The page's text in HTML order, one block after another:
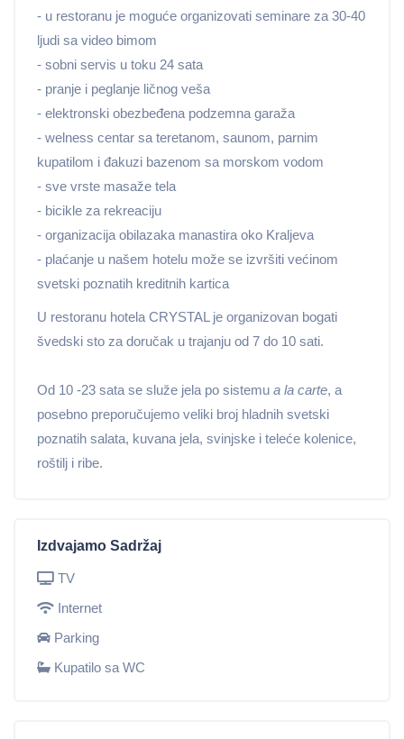
- u restoranu je moguće organizovati seminare za 30-40
ljudi sa video bimom
- sobni servis u toku 24 sata
- pranje i peglanje ličnog veša
- elektronski obezbeđena podzemna garaža
- welness centar sa teretanom, saunom, parnim
kupatilom i đakuzi bazenom sa morskom vodom
- sve vrste masaže tela
- bicikle za rekreaciju
- organizacija obilazaka manastira oko Kraljeva
- plaćanje u našem hotelu može se izvršiti većinom
svetski poznatih kreditnih kartica
U restoranu hotela CRYSTAL je organizovan bogati
švedski sto za doručak u trajanju od 7 do 10 sati.
Od 10 -23 sata se služe jela po sistemu a la carte, a
posebno preporučujemo veliki broj hladnih svetski
poznatih salata, kuvana jela, svinjske i teleće kolenice,
roštilj i ribe.
Izdvajamo Sadržaj
TV
Internet
Parking
Kupatilo sa WC